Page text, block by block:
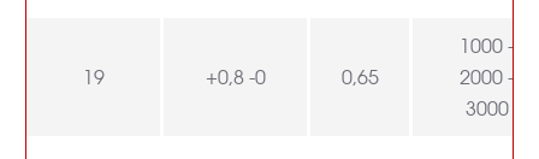
19 +0,8 -0 0,65
1000 -
2000 -
3000